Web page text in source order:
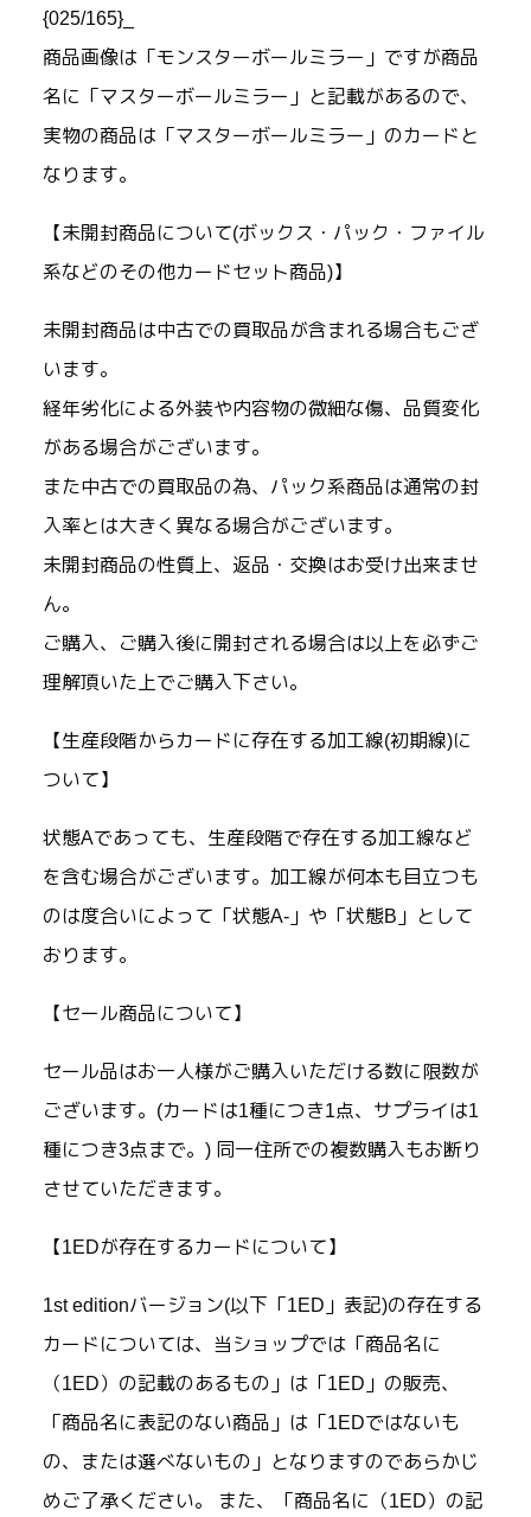
{025/165}_
商品画像は「モンスターボールミラー」ですが商品
名に「マスターボールミラー」と記載があるので、
実物の商品は「マスターボールミラー」のカードと
なります。
【未開封商品について(ボックス・パック・ファイル
系などのその他カードセット商品)】
未開封商品は中古での買取品が含まれる場合もござ
います。
経年劣化による外装や内容物の微細な傷、品質変化
がある場合がございます。
また中古での買取品の為、パック系商品は通常の封
入率とは大きく異なる場合がございます。
未開封商品の性質上、返品・交換はお受け出来ませ
ん。
ご購入、ご購入後に開封される場合は以上を必ずご
理解頂いた上でご購入下さい。
【生産段階からカードに存在する加工線(初期線)に
ついて】
状態Aであっても、生産段階で存在する加工線など
を含む場合がございます。加工線が何本も目立つも
のは度合いによって「状態A-」や「状態B」として
おります。
【セール商品について】
セール品はお一人様がご購入いただける数に限数が
ございます。(カードは1種につき1点、サプライは1
種につき3点まで。) 同一住所での複数購入もお断り
させていただきます。
【1EDが存在するカードについて】
1st editionバージョン(以下「1ED」表記)の存在する
カードについては、当ショップでは「商品名に
（1ED）の記載のあるもの」は「1ED」の販売、
「商品名に表記のない商品」は「1EDではないも
の、または選べないもの」となりますのであらかじ
めご了承ください。 また、「商品名に（1ED）の記